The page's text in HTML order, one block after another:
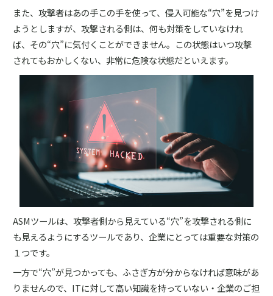
また、攻撃者はあの手この手を使って、侵入可能な“穴”を見つけ
ようとしますが、攻撃される側は、何も対策をしていなけれ
ば、その“穴”に気付くことができません。この状態はいつ攻撃
されてもおかしくない、非常に危険な状態だといえます。
ASMツールは、攻撃者側から見えている“穴”を攻撃される側に
も見えるようにするツールであり、企業にとっては重要な対策の
１つです。
一方で“穴”が見つかっても、ふさぎ方が分からなければ意味があ
りませんので、ITに対して高い知識を持っていない・企業のご担